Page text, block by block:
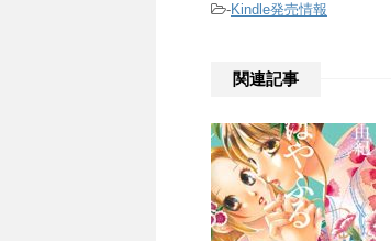
-Kindle発売情報
関連記事